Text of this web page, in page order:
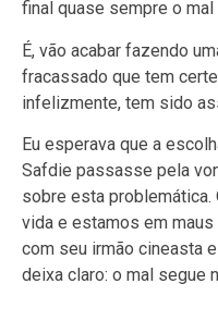
final quase sempre o mal
É, vão acabar fazendo
fracassado que tem
infelizmente, tem sido
Eu esperava que a
Safdie passasse pela
sobre esta problemática.
vida e estamos em
com seu irmão cineasta
deixa claro: o mal segue